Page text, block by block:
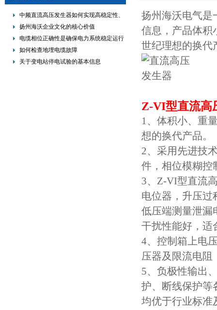
中频直流高压发生器如何实现高稳定性、
低纹波与便携式设计？
扬州海沃企业文化的核心价值
电缆相位正确性是确保电力系统稳定运行
的重要措施
如何检查地埋电缆故障
关于变电站停电试验的基本信息
扬州海沃电气是
信息，产品体积
世纪理想的换代
Z-VI型直流高
1、体积小、重
想的换代产品。
2、采用先进技
件，相位模糊控
3、Z-VI型直流
电位器，升压过
低压端测量泄漏
干扰性能好，适
4、控制箱上电
压器及限流电阻
5、负极性输出
护、断线保护等
均优于行业标准